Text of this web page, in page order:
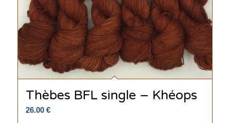
Thèbes BFL single – Khéops
26.00 €